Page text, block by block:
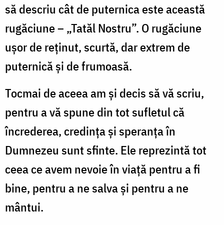
să descriu cât de puternica este această
rugăciune – „Tatăl Nostru”. O rugăciune
ușor de reținut, scurtă, dar extrem de
puternică și de frumoasă.
Tocmai de aceea am și decis să vă scriu,
pentru a vă spune din tot sufletul că
încrederea, credința și speranța în
Dumnezeu sunt sfinte. Ele reprezintă tot
ceea ce avem nevoie în viață pentru a fi
bine, pentru a ne salva și pentru a ne
mântui.